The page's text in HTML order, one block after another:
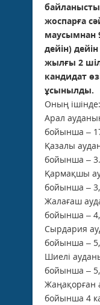
байланысты
жоспарға
маусымнан
дейін)
жылғы 2
кандидат
ұсынылды.
Оның ішінде:
Арал
бойынша –
Қазалы
бойынша – 3.
Қармақшы
бойынша – 3,
Жалағаш
бойынша – 4,
Сырдария
бойынша – 5,
Шиелі
бойынша – 5,
Жаңақорған
бойынша 4